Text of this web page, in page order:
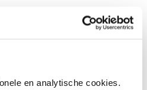
en analytische cookies.